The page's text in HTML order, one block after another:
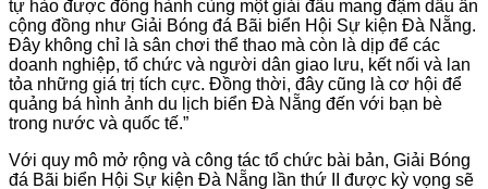
tự hào được đồng hành cùng một giải đấu mang đậm dấu ấn
cộng đồng như Giải Bóng đá Bãi biển Hội Sự kiện Đà Nẵng.
Đây không chỉ à sân chơi thể thao mà còn là dịp để các
doanh nghiệp, tổ chức và người dân giao ưu, kết nối và lan
tỏa những giá trị tích cực. Đồng thời, đây cũng à cơ hội để
quảng bá hình ảnh du lịch biển Đà Nẵng đến với bạn bè
trong nước và quốc tế.”
Với quy mô mở rộng và công tác tổ chức bài bản, Giải Bóng
đá Bãi biển Hội Sự kiện Đà Nẵng lần thứ II được kỳ vọng sẽ